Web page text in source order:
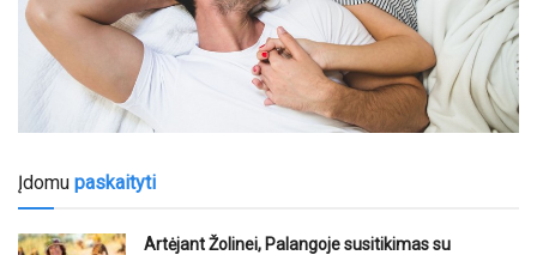
Įdomu paskaityti
Artėjant Žolinei, Palangoje susitikimas su